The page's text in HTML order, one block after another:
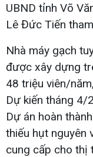
UBND tỉnh Võ
Lê Đức Tiến
Nhà máy gạch
được xây dựng
48 triệu viên/
Dự kiến tháng 4/
Dự án hoàn
thiếu hụt nguyên
cung cấp cho thị